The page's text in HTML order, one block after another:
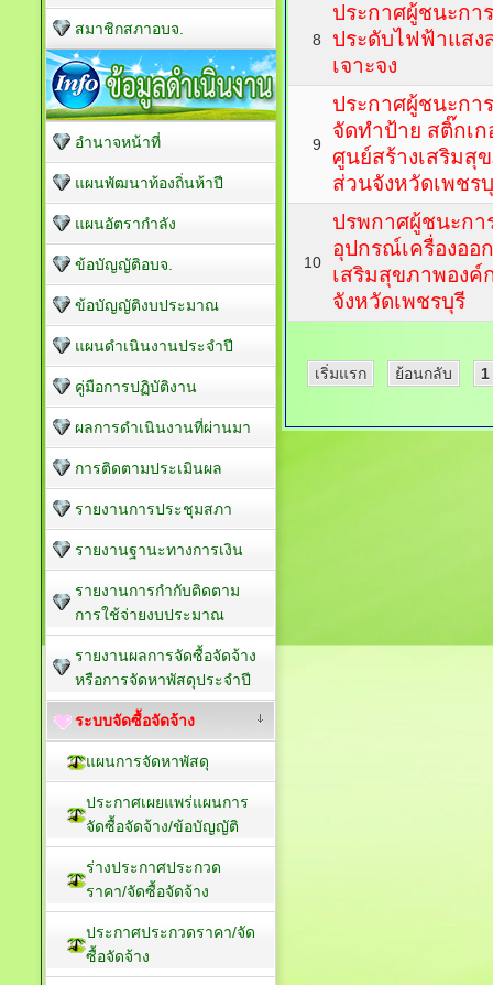
8
ประกาศผู้ชนะกา
ประดับไฟฟ้าแสง
เจาะจง
9
ประกาศผู้ชนะกา
จัดทำป้าย สติ๊กเ
ศูนย์สร้างเสริมสุ
ส่วนจังหวัดเพชร
10
ปรพกาศผู้ชนะกา
อุปกรณ์เครื่องออ
เสริมสุขภาพองค์
จังหวัดเพชรบุรี
เริ่มแรก ย้อนกลับ 1
สมาชิกสภาอบจ.
อำนาจหน้าที่
แผนพัฒนาท้องถิ่นห้าปี
แผนอัตรากำลัง
ข้อบัญญัติอบจ.
ข้อบัญญัติงบประมาณ
แผนดำเนินงานประจำปี
คู่มือการปฏิบัติงาน
ผลการดำเนินงานที่ผ่านมา
การติดตามประเมินผล
รายงานการประชุมสภา
รายงานฐานะทางการเงิน
รายงานการกำกับติดตาม
การใช้จ่ายงบประมาณ
รายงานผลการจัดซื้อจัดจ้าง
หรือการจัดหาพัสดุประจำปี
ระบบจัดซื้อจัดจ้าง
แผนการจัดหาพัสดุ
ประกาศเผยแพร่แผนการ
จัดซื้อจัดจ้าง/ข้อบัญญัติ
ร่างประกาศประกวด
ราคา/จัดซื้อจัดจ้าง
ประกาศประกวดราคา/จัด
ซื้อจัดจ้าง